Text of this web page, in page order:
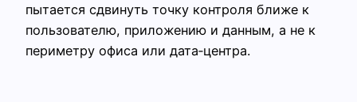
пытается сдвинуть точку контроля ближе к
пользователю, приложению и данным, а не к
периметру офиса или дата‑центра.